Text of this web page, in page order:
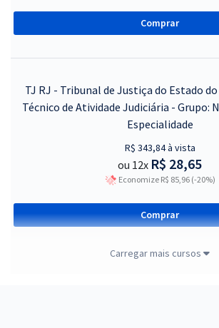
Comprar
TJ RJ - Tribunal de Justiça do Estado
Técnico de Atividade Judiciária - Grupo:
Especialidade
R$ 343,84 à vista
ou 12x R$ 28,65
Economize R$ 85,96 (-20%)
Comprar
Carregar mais cursos